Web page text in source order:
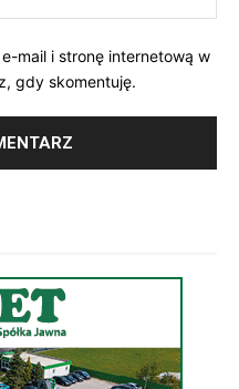
mail i stronę internetową w
gdy skomentuję.